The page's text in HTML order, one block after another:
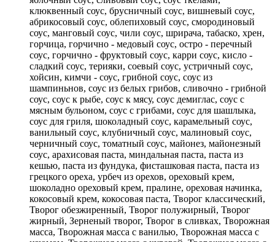
клюквенный соус, брусничный соус, вишневый соус,
абрикосовый соус, облепиховый соус, смородиновый
соус, манговый соус, чили соус, шрирача, табаско, хрен,
горчица, горчично - медовый соус, остро - перечный
соус, горчично - фруктовый соус, карри соус, кисло -
сладкий соус, терияки, соевый соус, устричный соус,
хойсин, кимчи - соус, грибной соус, соус из
шампиньнов, соус из белых грибов, сливочно - грибной
соус, соус к рыбе, соус к мясу, соус демиглас, соус с
мясным бульоном, соус с грибами, соус для шашлыка,
соус для гриля, шоколадный соус, карамельный соус,
ванильный соус, клубничный соус, малиновый соус,
черничный соус, томатный соус, майонез, майонезный
соус, арахисовая паста, миндальная паста, паста из
кешью, паста из фундука, фисташковая паста, паста из
грецкого ореха, урбеч из орехов, ореховый крем,
шоколадно ореховый крем, пралине, ореховая начинка,
кокосовый крем, кокосовая паста, Творог классический,
Творог обезжиренный, Творог полужирный, Творог
жирный, Зерненый творог, Творог в сливках, Творожная
масса, Творожная масса с ванилью, Творожная масса с